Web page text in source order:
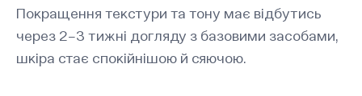
Покращення текстури та тону має відбутись
через 2–3 тижні догляду з базовими засобами,
шкіра стає спокійнішою й сяючою.